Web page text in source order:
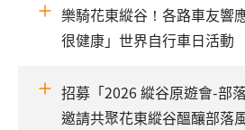
樂騎花東縱谷！各路車友響
很健康」世界自行車日活動
招募「2026 縱谷原遊會-部
邀請共聚花東縱谷醞釀部落